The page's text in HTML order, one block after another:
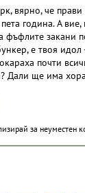
вярно, че прави
година. А
фъфлите закани
е твоя идол
почти
Дали ще има
за неуместен